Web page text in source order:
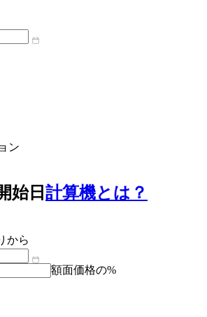
ン
始日 計算機とは？
から
額面価格の%